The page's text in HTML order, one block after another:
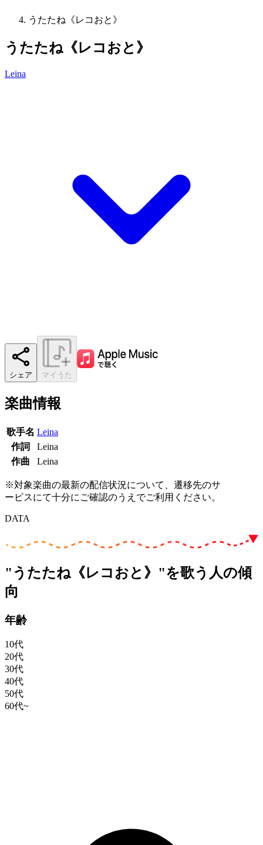
うたたね《レコおと》
うたたね《レコおと》
Leina
シェア マイうた
楽曲情報
歌手名 Leina
作詞
Leina
作曲
Leina
※対象楽曲の最新の配信状況について、遷移先のサ
ービスにて十分にご確認のうえでご利用ください。
DATA
"うたたね《レコおと》"を歌う人の傾
向
年齢
10代
20代
30代
40代
50代
60代~